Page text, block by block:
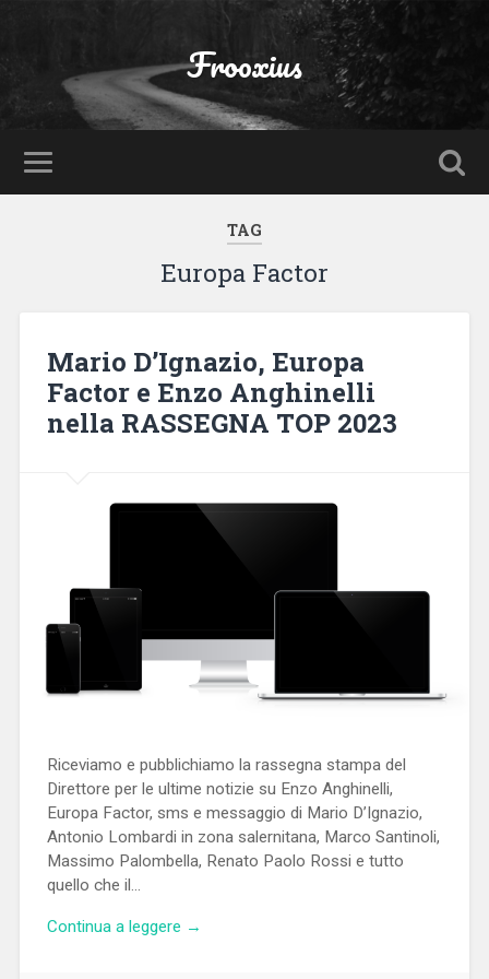
Frooxius
TAG
Europa Factor
Mario D’Ignazio, Europa
Factor e Enzo Anghinelli
nella RASSEGNA TOP 2023
Riceviamo e pubblichiamo la rassegna stampa del
Direttore per le ultime notizie su Enzo Anghinelli,
Europa Factor, sms e messaggio di Mario D’Ignazio,
Antonio Lombardi in zona salernitana, Marco Santinoli,
Massimo Palombella, Renato Paolo Rossi e tutto
quello che il…
Continua a leggere →